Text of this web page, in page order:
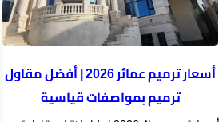
أسعار ترميم عمائر 2026 | أفضل مقاول
ترميم بمواصفات قياسية